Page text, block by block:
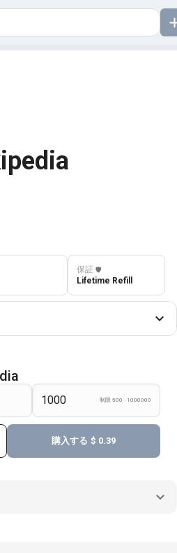
保証 ️🛡️
Lifetime Refill
制限 500 - 1000000
購入する $ 0.39